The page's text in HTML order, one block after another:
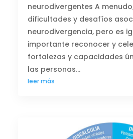
neurodivergentes A
dificultades y desafíos
neurodivergencia, pero es
importante reconocer y
fortalezas y capacidades
las personas...
leer más